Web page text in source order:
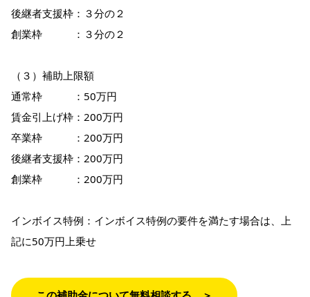
後継者支援枠：３分の２
創業枠 ：３分の２
（３）補助上限額
通常枠 ：50万円
賃金引上げ枠：200万円
卒業枠 ：200万円
後継者支援枠：200万円
創業枠 ：200万円
インボイス特例：インボイス特例の要件を満たす場合は、上
記に50万円上乗せ